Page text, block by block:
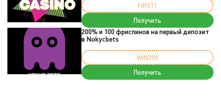
FIRST1
Получить
200% и 100 фриспинов на первый депозит
в Nokycbets
WIN200
Получить